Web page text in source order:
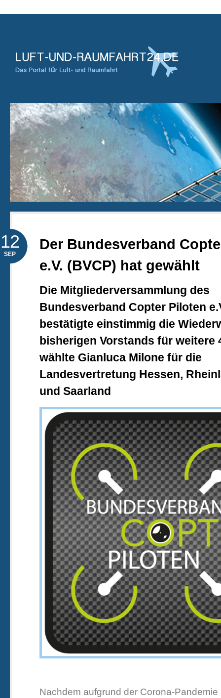
Der Bundesverband
e.V. (BVCP) hat gewählt
12
SEP
Die Mitgliederversammlung des
Bundesverband Copter Piloten
bestätigte einstimmig die
bisherigen Vorstands für weitere
wählte Gianluca Milone für die
Landesvertretung Hessen,
und Saarland
Nachdem aufgrund der Corona-Pandemie